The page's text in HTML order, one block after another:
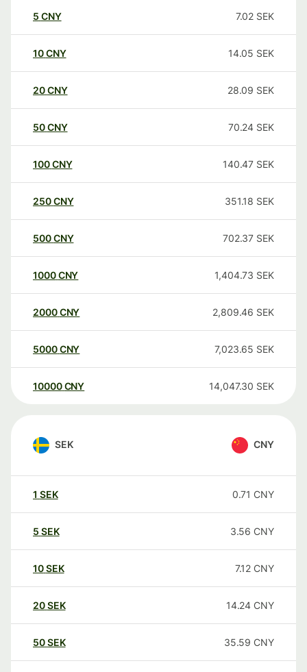
5 CNY 7.02 SEK
10CNY 14.05 SEK
20CNY 28.09 SEK
50CNY 70.24 SEK
100CNY 140.47 SEK
250CNY 351.18 SEK
500CNY 702.37 SEK
1000CNY 1,404.73 SEK
2000CNY 2,809.46 SEK
5000CNY 7,023.65 SEK
10000 CNY 14,047.30 SEK
SEK CNY
1 SEK 0.71 CNY
5 SEK 3.56 CNY
10SEK 7.12 CNY
20SEK 14.24 CNY
50SEK 35.59 CNY